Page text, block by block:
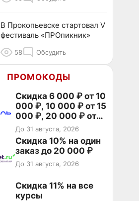
В Прокопьевске стартовал V
фестиваль «ПРОпикник»
58 Обсудить
ПРОМОКОДЫ
Скидка 6 000 ₽ от 10
000 ₽, 10 000 ₽ от 15
000 ₽, 20 000 ₽ от
30 000 ₽ и 35 000 ₽
от 50 000 ₽ на
первый и все
повторные заказы по
промокоду НАБЕРИ
До 31 августа, 2026
Скидка 10% на один
заказ до 20 000 ₽
До 31 августа, 2026
Скидка 11% на все
курсы